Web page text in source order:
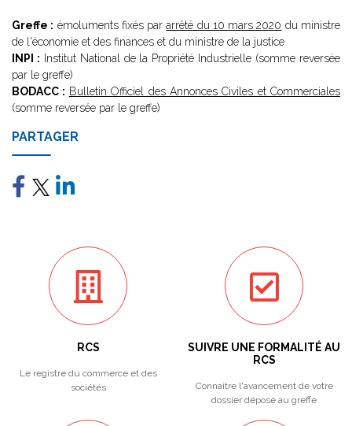
Greffe : émoluments fixés pararrêté du 10 mars 2020 du ministre
de l'économie et des finances et du ministre de la justice
INPI : Institut National de la Propriété Industrielle (somme reversée
par le greffe)
BODACC : Bulletin Officiel des Annonces Civiles et Commerciales
(somme reversée par le greffe)
PARTAGER
RCS
Le registre du commerce et des
sociétés
SUIVRE UNE FORMALITÉ AU
RCS
Connaitre l'avancement de votre
dossier déposé au greffe